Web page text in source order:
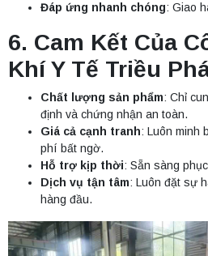
Đáp ứng nhanh chóng: Giao
6. Cam Kết Của
Khí Y Tế Triều
Chất lượng sản phẩm: Chỉ
định và chứng nhận an toàn.
Giá cả cạnh tranh: Luôn minh
phí bất ngờ.
Hỗ trợ kịp thời: Sẵn sàng
Dịch vụ tận tâm: Luôn đặt sự
hàng đầu.